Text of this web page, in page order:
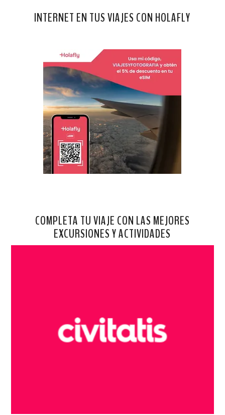
INTERNET EN TUS VIAJES CON HOLAFLY
COMPLETA TU VIAJE CON LAS MEJORES
EXCURSIONES Y ACTIVIDADES